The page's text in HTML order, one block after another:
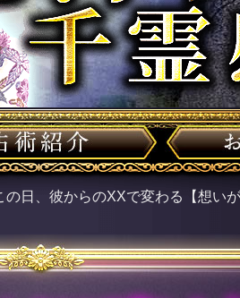
の日、彼からのXXで変わる【想い